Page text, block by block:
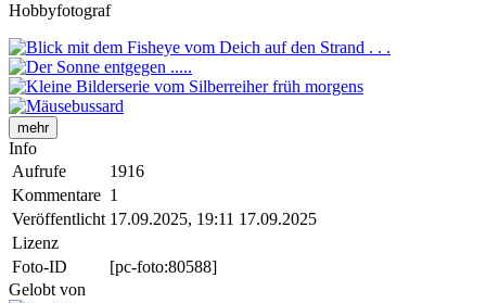
Hobbyfotograf
mehr
Info
Aufrufe
1916
Kommentare 1
Veröffentlicht 17.09.2025, 19:11 17.09.2025
Lizenz
Foto-ID
[pc-foto:80588]
Gelobt von